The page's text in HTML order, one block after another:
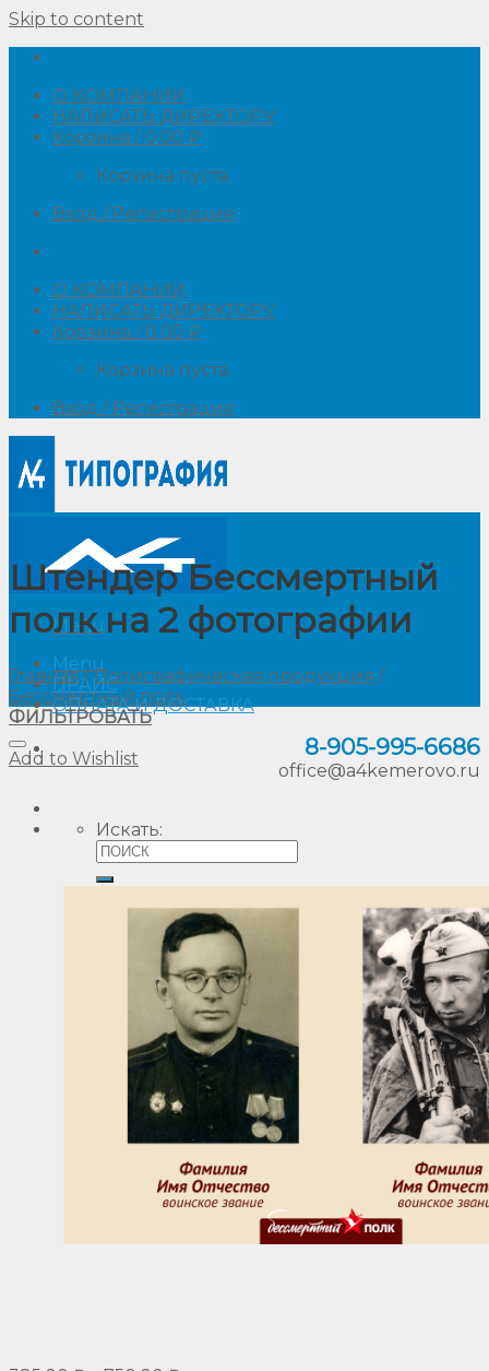
Skip to content
О КОМПАНИИ
НАПИСАТЬ ДИРЕКТОРУ
Корзина / 0.00 ₽
Корзина пуста.
Вход / Регистрация
О КОМПАНИИ
НАПИСАТЬ ДИРЕКТОРУ
Корзина / 0.00 ₽
Корзина пуста.
Вход / Регистрация
Menu
Menu
ПРАЙС
ОПЛАТА И ДОСТАВКА
8-905-995-6686
office@a4kemerovo.ru
Искать:
Штендер Бессмертный
полк на 2 фотографии
Главная / Полиграфическая продукция /
Бессмертный полк
ФИЛЬТРОВАТЬ
Add to Wishlist